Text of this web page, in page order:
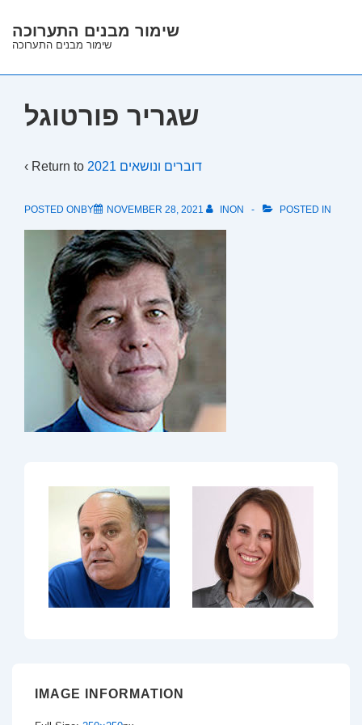
Skip
Main
Content
שימור מבנים התערוכה
שימור מבנים התערוכה
שגריר פורטוגל
‹ Return to דוברים ונושאים 2021
POSTED ONBY NOVEMBER 28, 2021 INON POSTED IN
IMAGE INFORMATION